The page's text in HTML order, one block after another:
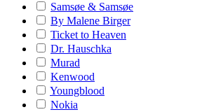
Samsøe & Samsøe
By Malene Birger
Ticket to Heaven
Dr. Hauschka
Murad
Kenwood
Youngblood
Nokia